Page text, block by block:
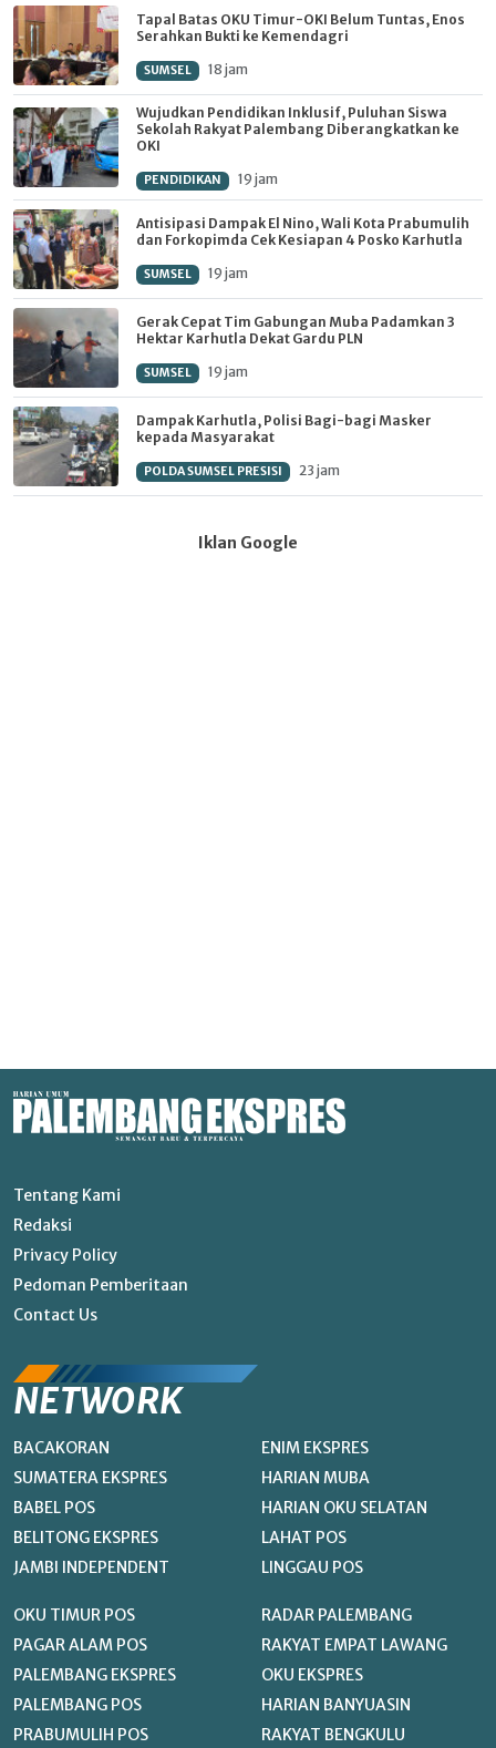
Tapal Batas OKU Timur-OKI Belum Tuntas, Enos
Serahkan Bukti ke Kemendagri
SUMSEL 18 jam
Wujudkan Pendidikan Inklusif, Puluhan Siswa
Sekolah Rakyat Palembang Diberangkatkan ke
OKI
PENDIDIKAN 19 jam
Antisipasi Dampak El Nino, Wali Kota Prabumulih
dan Forkopimda Cek Kesiapan 4 Posko Karhutla
SUMSEL 19 jam
Gerak Cepat Tim Gabungan Muba Padamkan 3
Hektar Karhutla Dekat Gardu PLN
SUMSEL 19 jam
Dampak Karhutla, Polisi Bagi-bagi Masker
kepada Masyarakat
POLDA SUMSEL PRESISI 23 jam
Iklan Google
Tentang Kami
Redaksi
Privacy Policy
Pedoman Pemberitaan
Contact Us
NETWORK
BACAKORAN
SUMATERA EKSPRES
BABEL POS
BELITONG EKSPRES
JAMBI INDEPENDENT
ENIM EKSPRES
HARIAN MUBA
HARIAN OKU SELATAN
LAHAT POS
LINGGAU POS
OKU TIMUR POS
PAGAR ALAM POS
PALEMBANG EKSPRES
PALEMBANG POS
PRABUMULIH POS
RADAR PALEMBANG
RAKYAT EMPAT LAWANG
OKU EKSPRES
HARIAN BANYUASIN
RAKYAT BENGKULU